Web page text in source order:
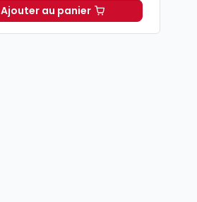
Ajouter au panierOppus RH à 86,00 €